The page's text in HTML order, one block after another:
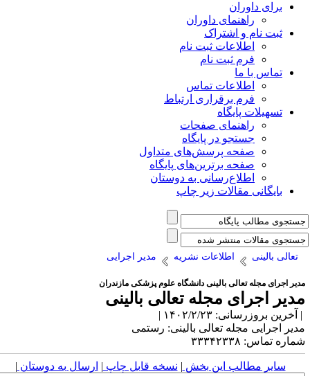
برای داوران
راهنمای داوران
ثبت نام و اشتراک
اطلاعات ثبت نام
فرم ثبت نام
تماس با ما
اطلاعات تماس
فرم برقراری ارتباط
تسهیلات پایگاه
راهنمای صفحات
جستجو در پایگاه
صفحه پرسش‌های متداول
صفحه برترین‌های پایگاه
اطلاع‌رسانی به دوستان
بایگانی مقالات زیر چاپ
تعالی بالینی اطلاعات نشریه مدیر اجرایی
اجرای مجله تعالی بالینی دانشگاه علوم پزشکی مازندران
اجرای مجله تعالی بالینی
بروزرسانی: ۱۴۰۲/۲/۲۳ |
اجرایی مجله تعالی بالینی: رستمی
تماس: ۳۳۳۴۲۳۳۸
سایر مطالب این بخش | نسخه قابل چاپ| ارسال به دوستان|